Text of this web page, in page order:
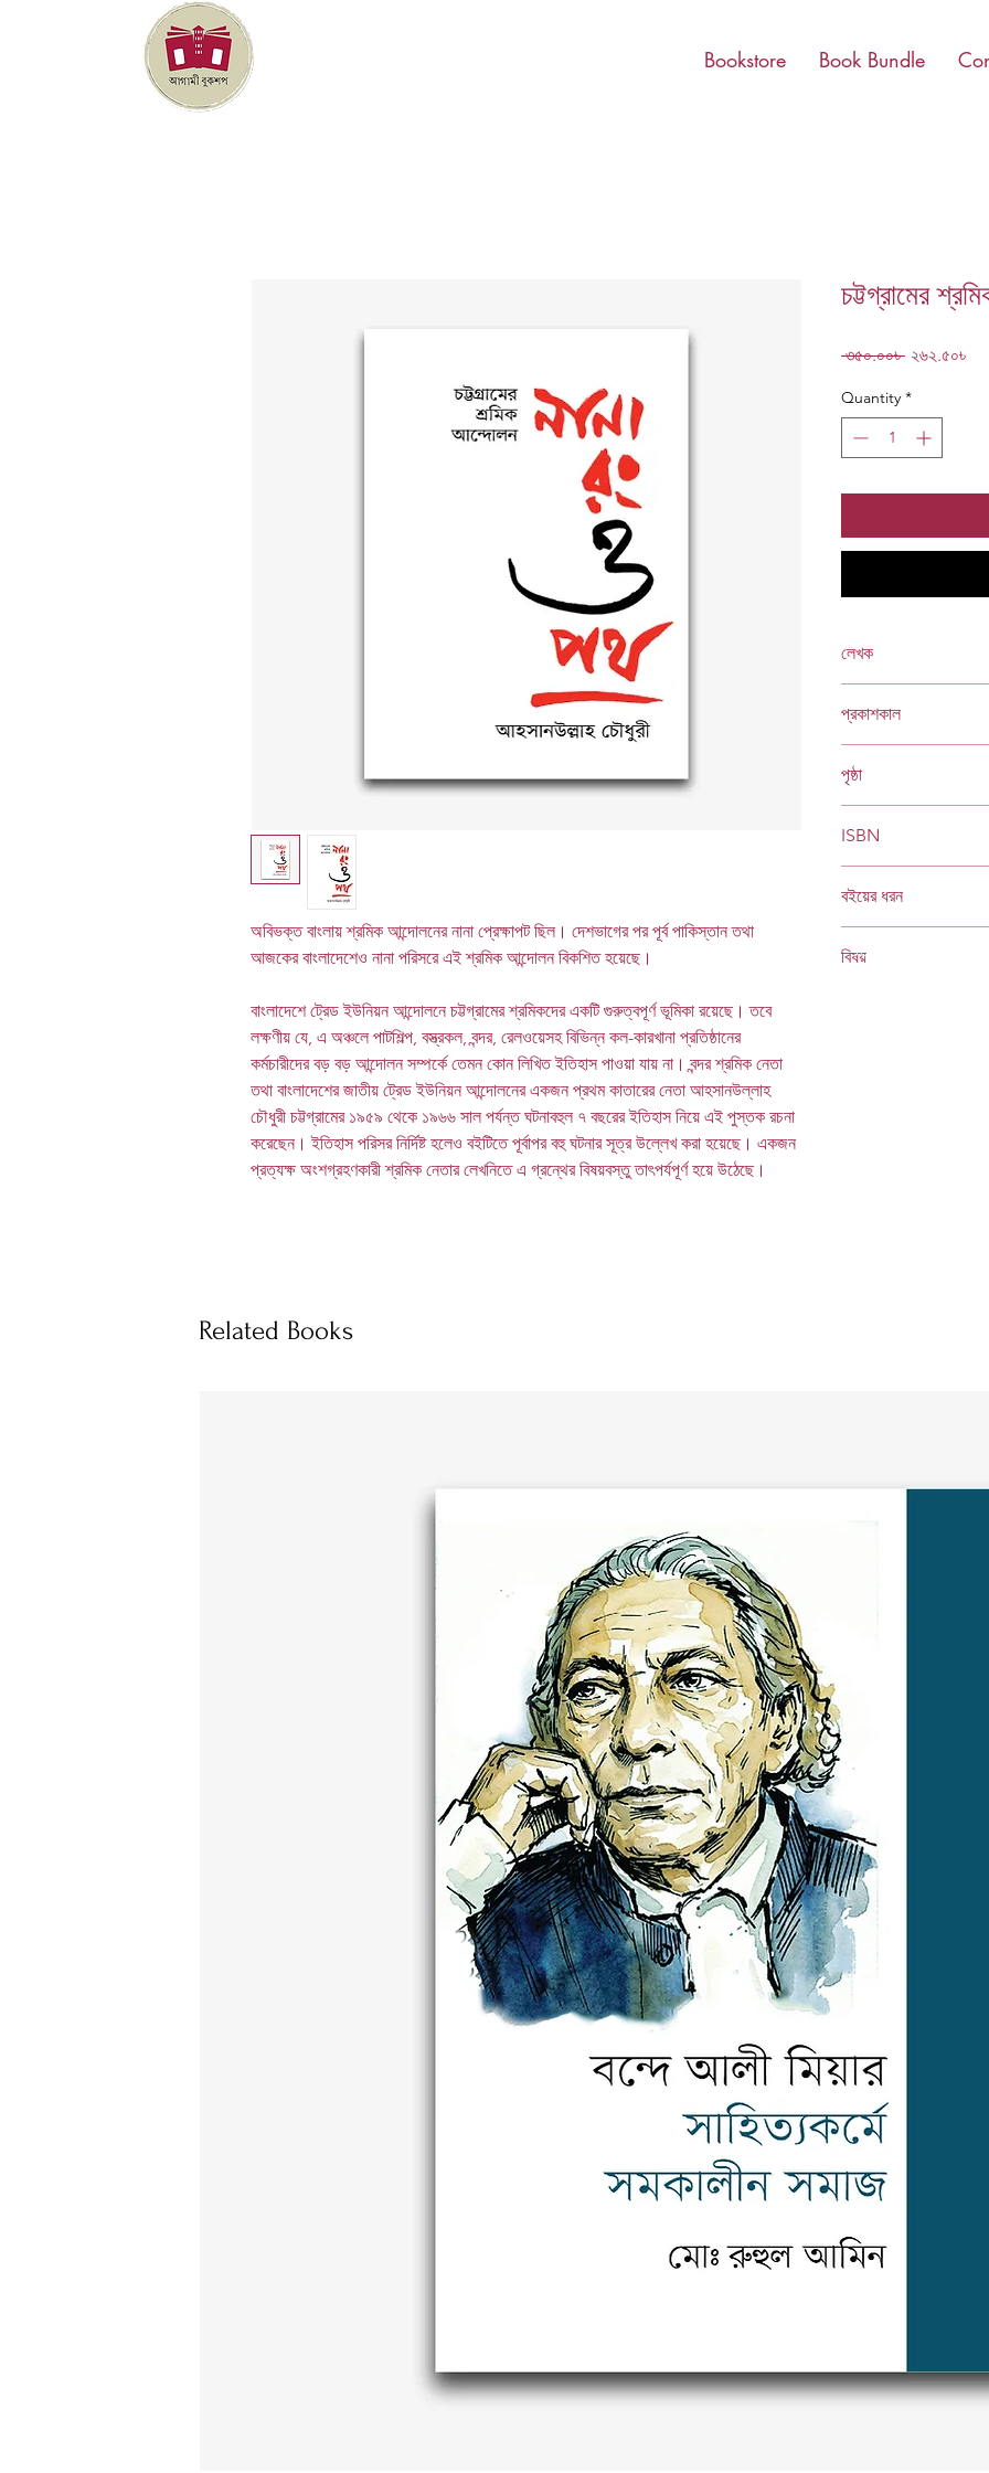
Bookstore Book Bundle
অবিভক্ত বাংলায় শ্রমিক আন্দোলনের নানা প্রেক্ষাপট ছিল। দেশভাগের পর পূর্ব পাকিস্তান তথা
আজকের বাংলাদেশেও নানা পরিসরে এই শ্রমিক আন্দোলন বিকশিত হয়েছে।
বাংলাদেশে ট্রেড ইউনিয়ন আন্দোলনে চট্টগ্রামের শ্রমিকদের একটি গুরুত্বপূর্ণ ভূমিকা রয়েছে। তবে
লক্ষণীয় যে, এ অঞ্চলে পাটশিল্প, বস্ত্রকল, বন্দর, রেলওয়েসহ বিভিন্ন কল-কারখানা প্রতিষ্ঠানের
কর্মচারীদের বড় বড় আন্দোলন সম্পর্কে তেমন কোন লিখিত ইতিহাস পাওয়া যায় না। বন্দর শ্রমিক নেতা
তথা বাংলাদেশের জাতীয় ট্রেড ইউনিয়ন আন্দোলনের একজন প্রথম কাতারের নেতা আহসানউল্লাহ
চৌধুরী চট্টগ্রামের ১৯৫৯ থেকে ১৯৬৬ সাল পর্যন্ত ঘটনাবহুল ৭ বছরের ইতিহাস নিয়ে এই পুস্তক রচনা
করেছেন। ইতিহাস পরিসর নির্দিষ্ট হলেও বইটিতে পূর্বাপর বহু ঘটনার সূত্র উল্লেখ করা হয়েছে। একজন
প্রত্যক্ষ অংশগ্রহণকারী শ্রমিক নেতার লেখনিতে এ গ্রন্থের বিষয়বস্তু তাৎপর্যপূর্ণ হয়ে উঠেছে।
চট্টগ্রামের
৩৫০.০০৳ Regular
২৬২.৫০৳Sale
Quantity *
লেখক
প্রকাশকাল
পৃষ্ঠা
ISBN
বইয়ের ধরন
বিষয়
Socials
Related Books